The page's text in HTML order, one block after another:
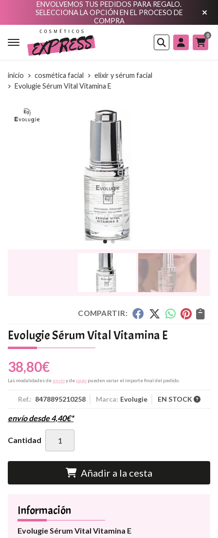
ENVOLVEMOS TUS PEDIDOS PARA REGALO.
SELECCIONA LA OPCIÓN EN EL PROCESO DE
COMPRA
Buscar
0
inicio cosmética facial
elixir y sérum facial
Evolugie Sérum Vital Vitamina E
COMPARTIR:
Evolugie Sérum Vital Vitamina E
38,80€
Las modalidades de envíoy de pago pueden variar el importe final del pedido.
Ref.: 8478895210258 Marca: Evolugie EN STOCK
envío desde4,40€*
Cantidad
Añadir a la cesta
Información
Evolugie Sérum Vital Vitamina E